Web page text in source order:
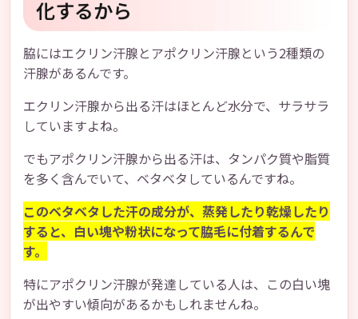
化するから
脇にはエクリン汗腺とアポクリン汗腺という2種類の
汗腺があるんです。
エクリン汗腺から出る汗はほとんど水分で、サラサラ
していますよね。
でもアポクリン汗腺から出る汗は、タンパク質や脂質
を多く含んでいて、ベタベタしているんですね。
このベタベタした汗の成分が、蒸発したり乾燥したり
すると、白い塊や粉状になって脇毛に付着するんで
す。
特にアポクリン汗腺が発達している人は、この白い塊
が出やすい傾向があるかもしれませんね。